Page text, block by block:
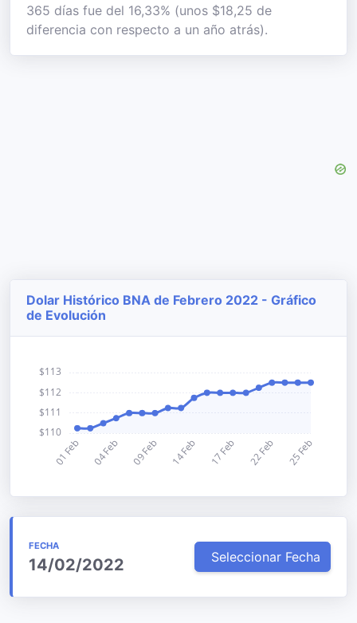
365 días fue del 16,33% (unos $18,25 de
diferencia con respecto a un año atrás).
Dolar Histórico BNA de Febrero 2022 - Gráfico
de Evolución
FECHA
14/02/2022 Seleccionar Fecha